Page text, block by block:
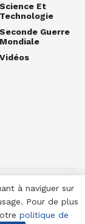
Science Et
Technologie
Seconde Guerre
Mondiale
Vidéos
à naviguer sur
Pour de plus
politique de